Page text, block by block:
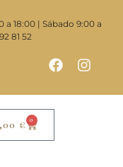
a 18:00 | Sábado 9:00 a
81 52
€ 0